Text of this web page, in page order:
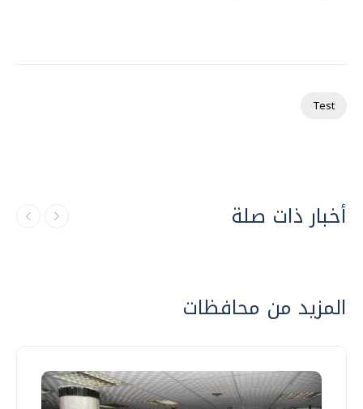
Test
أخبار ذات صلة
المزيد من محافظات